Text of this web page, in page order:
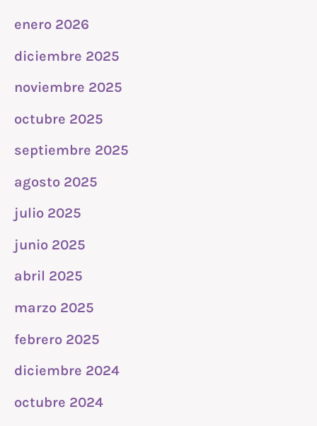
enero 2026
diciembre 2025
noviembre 2025
octubre 2025
septiembre 2025
agosto 2025
julio 2025
junio 2025
abril 2025
marzo 2025
febrero 2025
diciembre 2024
octubre 2024